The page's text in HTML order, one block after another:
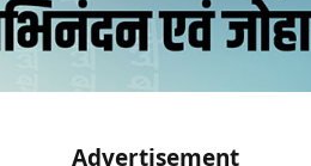
Advertisement